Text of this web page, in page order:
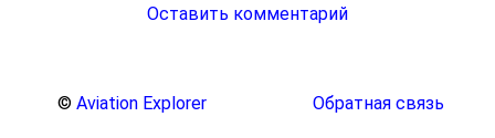
Оставить комментарий
© Aviation Explorer Обратная связь